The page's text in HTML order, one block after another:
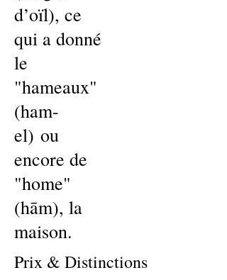
d’oïl), ce
qui a donné
le
"hameaux"
(ham-
el) ou
encore de
"home"
(hām), la
maison.
Prix & Distinctions